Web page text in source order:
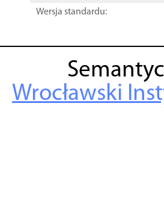
Wersja standardu:
Wrocławski